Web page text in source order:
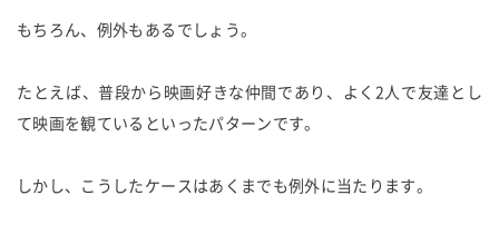
もちろん、例外もあるでしょう。
たとえば、普段から映画好きな仲間であり、よく2人で友達とし
て映画を観ているといったパターンです。
しかし、こうしたケースはあくまでも例外に当たります。